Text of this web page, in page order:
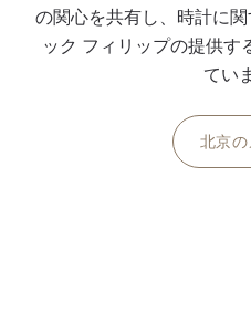
の関心を共有し、時計に
ック フィリップの提供す
てい
北京